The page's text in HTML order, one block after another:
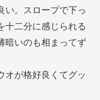
い。スロープで下っ
十二分に感じられる
暗いのも相まってず
オが格好良くてグッ